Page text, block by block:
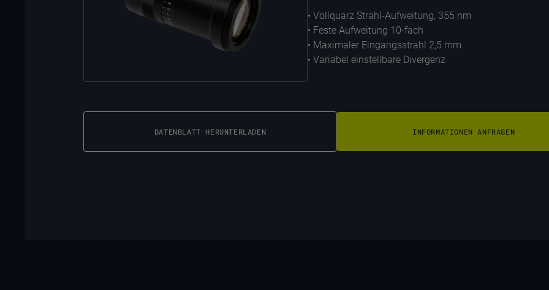
• Vollquarz Strahl-Aufweitung, 355 nm
• Feste Aufweitung 10-fach
• Maximaler Eingangsstrahl 2,5 mm
• Variabel einstellbare Divergenz
DATENBLATT HERUNTERLADEN INFORMATIONEN ANFRAGEN